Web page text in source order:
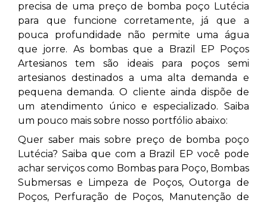
precisa de uma preço de bomba poço Lutécia
para que funcione corretamente, já que a
pouca profundidade não permite uma água
que jorre. As bombas que a Brazil EP Poços
Artesianos tem são ideais para poços semi
artesianos destinados a uma alta demanda e
pequena demanda. O cliente ainda dispõe de
um atendimento único e especializado. Saiba
um pouco mais sobre nosso portfólio abaixo:
Quer saber mais sobre preço de bomba poço
Lutécia? Saiba que com a Brazil EP você pode
achar serviços como Bombas para Poço, Bombas
Submersas e Limpeza de Poços, Outorga de
Poços, Perfuração de Poços, Manutenção de